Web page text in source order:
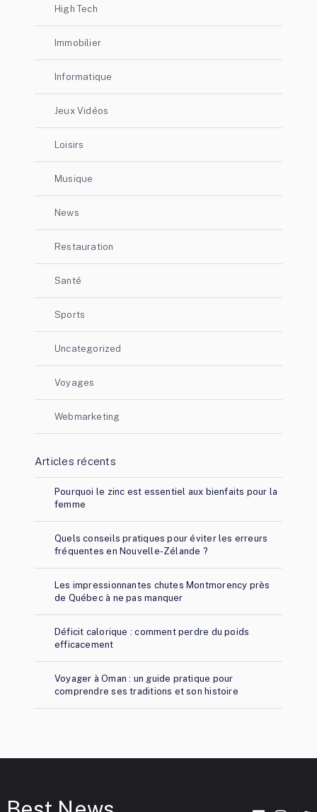
High Tech
Immobilier
Informatique
Jeux Vidéos
Loisirs
Musique
News
Restauration
Santé
Sports
Uncategorized
Voyages
Webmarketing
Articles récents
Pourquoi le zinc est essentiel aux bienfaits pour la
femme
Quels conseils pratiques pour éviter les erreurs
fréquentes en Nouvelle-Zélande ?
Les impressionnantes chutes Montmorency près
de Québec à ne pas manquer
Déficit calorique : comment perdre du poids
efficacement
Voyager à Oman : un guide pratique pour
comprendre ses traditions et son histoire